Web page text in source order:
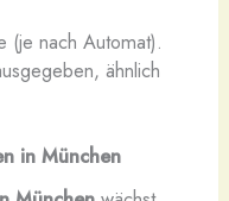
nach Automat).
ähnlich
in München